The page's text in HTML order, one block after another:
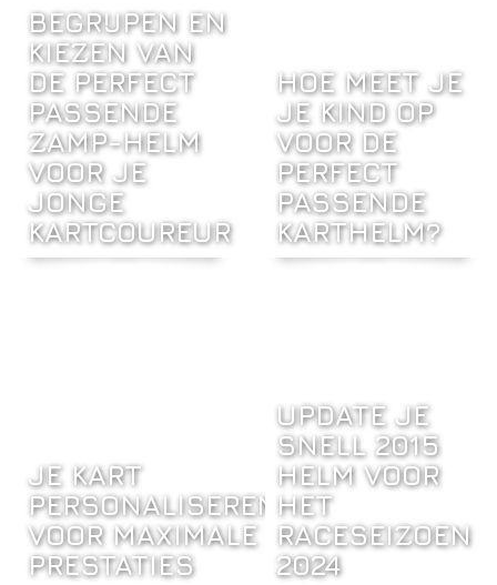
BEGRIJPEN EN
KIEZEN VAN
DE PERFECT
PASSENDE
ZAMP-HELM
VOOR JE
JONGE
KARTCOUREUR
HOE MEET JE
JE KIND OP
VOOR DE
PERFECT
PASSENDE
KARTHELM?
JE KART
PERSONALISEREN
VOOR MAXIMALE
PRESTATIES
UPDATE JE
SNELL 2015
HELM VOOR
HET
RACESEIZOEN
2024